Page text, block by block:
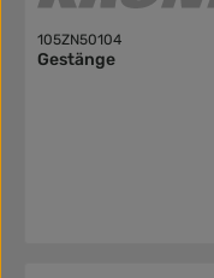
105ZN50104
Gestänge